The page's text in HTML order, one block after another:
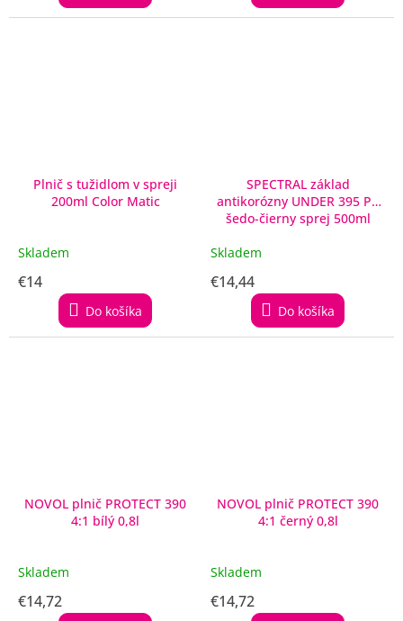
Plnič s tužidlom v spreji
200ml Color Matic
Skladem
€14
Do košíka
SPECTRAL základ
antikorózny UNDER 395 P4
šedo-čierny sprej 500ml
Skladem
€14,44
Do košíka
NOVOL plnič PROTECT 390
4:1 bílý 0,8l
Skladem
€14,72
NOVOL plnič PROTECT 390
4:1 černý 0,8l
Skladem
€14,72